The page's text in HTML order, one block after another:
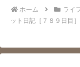
ホーム ライ
ット日記［７８９日目］